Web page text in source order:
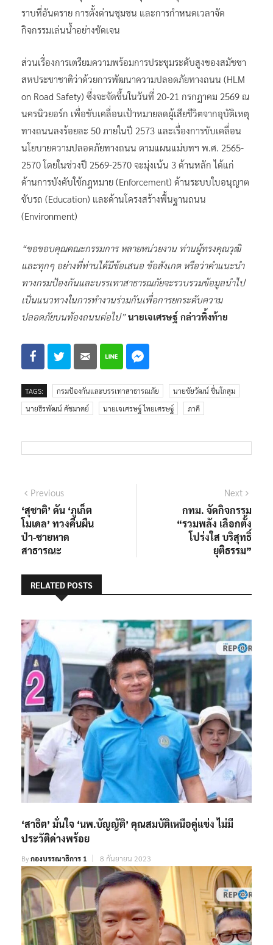
ราบที่อันตราย การตั้งด่านชุมชน และการกำหนดเวลาจัด
กิจกรรมเล่นน้ำอย่างชัดเจน
ส่วนเรื่องการเตรียมความพร้อมการประชุมระดับสูงของสมัชชา
สหประชาชาติว่าด้วยการพัฒนาความปลอดภัยทางถนน (HLM
on Road Safety) ซึ่งจะจัดขึ้นในวันที่ 20-21 กรกฎาคม 2569 ณ
นครนิวยอร์ก เพื่อขับเคลื่อนเป้าหมายลดผู้เสียชีวิตจากอุบัติเหตุ
ทางถนนลงร้อยละ 50 ภายในปี 2573 และเรื่องการขับเคลื่อน
นโยบายความปลอดภัยทางถนน ตามแผนแม่บทฯ พ.ศ. 2565-
2570 โดยในช่วงปี 2569-2570 จะมุ่งเน้น 3 ด้านหลัก ได้แก่
ด้านการบังคับใช้กฎหมาย (Enforcement) ด้านระบบใบอนุญาต
ขับรถ (Education) และด้านโครงสร้างพื้นฐานถนน
(Environment)
“ขอขอบคุณคณะกรรมการ หลายหน่วยงาน ท่านผู้ทรงคุณวุฒิ
และทุกๆ อย่างที่ท่านได้มีข้อเสนอ ข้อสังเกต หรือว่าคำแนะนำ
ทางกรมป้องกันและบรรเทาสาธารณภัยจะรวบรวมข้อมูลนำไป
เป็นแนวทางในการทำงานร่วมกันเพื่อการยกระดับความ
ปลอดภัยบนท้องถนนต่อไป”นายเจเศรษฐ์ กล่าวทิ้งท้าย
TAGS: กรมป้องกันและบรรเทาสาธารณภัย
นายชัยวัฒน์ ชื่นโกสุม
นายธีรพัฒน์ คัชมาตย์
นายเจเศรษฐ์ ไทยเศรษฐ์ ภาคี
แนะแนว
เรื่อง
PreviousPrevious
post:
‘สุชาติ’ ดัน ‘ภูเก็ต
โมเดล’ ทวงคืนผืน
ป่า-ชายหาด
สาธารณะ
Next
กทม. จัดกิจกรรม
“รวมพลัง เลือกตั้ง
โปร่งใส บริสุทธิ์
ยุติธรรม”
RELATED POSTS
‘สาธิต’ มั่นใจ ‘นพ.บัญญัติ’ คุณสมบัติเหนือคู่แข่ง ไม่มี
ประวัติด่างพร้อย
Byกองบรรณาธิการ 1 8 กันยายน 2023